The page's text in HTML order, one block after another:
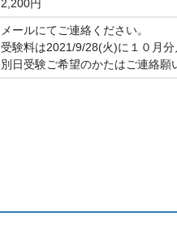
2,200円
メールにてご連絡ください。
受験料は2021/9/28(火)に１０月分
別日受験ご希望のかたはご連絡願